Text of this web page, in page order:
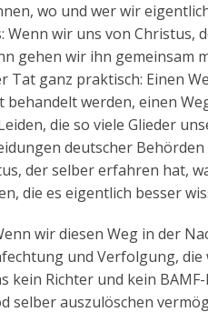
wo und wer wir
wir uns von Christus,
gehen wir ihn gemeinsam
Tat ganz praktisch: Einen
werden, einen
die so viele Glieder
deutscher
der selber erfahren hat,
die es eigentlich besser
wir diesen Weg in der
und Verfolgung,
kein Richter und kein
selber auszulöschen